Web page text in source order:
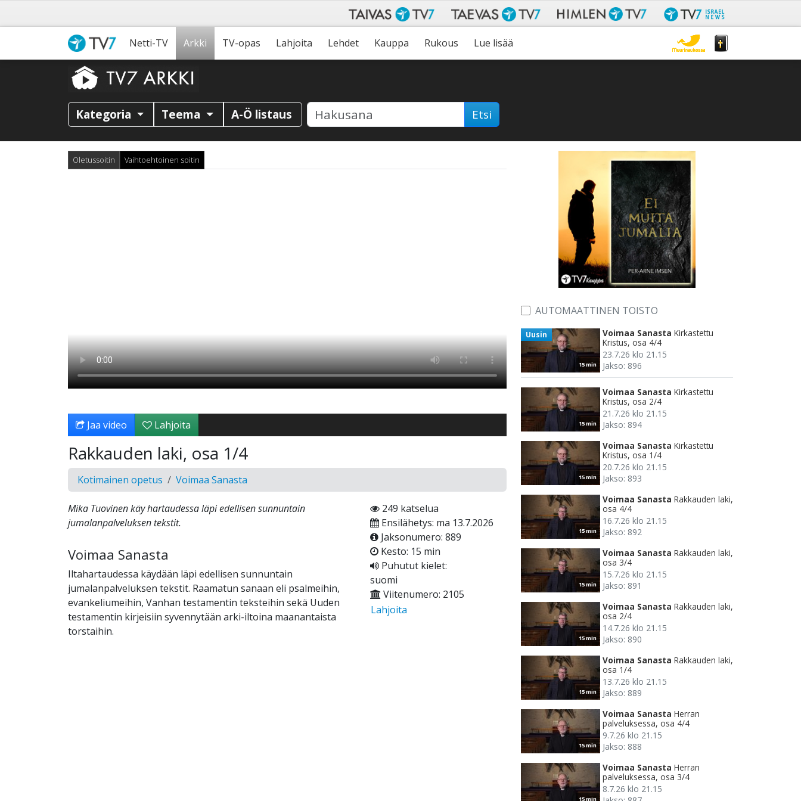
Netti-TV Arkki TV-opas Lahjoita Lehdet Kauppa Rukous Lue lisää
Kategoria Teema A-Ö listaus Etsi
Oletussoitin Vaihtoehtoinen soitin
Jaa video Lahjoita
Rakkauden laki, osa 1/4
Kotimainen opetus Voimaa Sanasta
Mika Tuovinen käy hartaudessa läpi edellisen sunnuntain
jumalanpalveluksen tekstit.
Voimaa Sanasta
Iltahartaudessa käydään läpi edellisen sunnuntain
jumalanpalveluksen tekstit. Raamatun sanaan eli psalmeihin,
evankeliumeihin, Vanhan testamentin teksteihin sekä Uuden
testamentin kirjeisiin syvennytään arki-iltoina maanantaista
torstaihin.
249 katselua
Ensilähetys: ma 13.7.2026
Jaksonumero: 889
Kesto: 15 min
Puhutut kielet:
suomi
Viitenumero: 2105
Lahjoita
AUTOMAATTINEN TOISTO
15 min
Uusin Voimaa Sanasta Kirkastettu
Kristus, osa 4/4
23.7.26 klo 21.15
Jakso: 896
15 min
Voimaa Sanasta Kirkastettu
Kristus, osa 2/4
21.7.26 klo 21.15
Jakso: 894
15 min
Voimaa Sanasta Kirkastettu
Kristus, osa 1/4
20.7.26 klo 21.15
Jakso: 893
15 min
Voimaa Sanasta Rakkauden laki,
osa 4/4
16.7.26 klo 21.15
Jakso: 892
15 min
Voimaa Sanasta Rakkauden laki,
osa 3/4
15.7.26 klo 21.15
Jakso: 891
15 min
Voimaa Sanasta Rakkauden laki,
osa 2/4
14.7.26 klo 21.15
Jakso: 890
15 min
Voimaa Sanasta Rakkauden laki,
osa 1/4
13.7.26 klo 21.15
Jakso: 889
15 min
Voimaa Sanasta Herran
palveluksessa, osa 4/4
9.7.26 klo 21.15
Jakso: 888
15 min
Voimaa Sanasta Herran
palveluksessa, osa 3/4
8.7.26 klo 21.15